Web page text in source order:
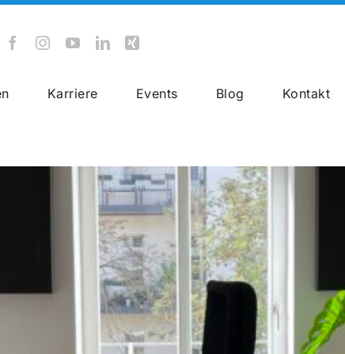
Karriere Events Blog Kontakt